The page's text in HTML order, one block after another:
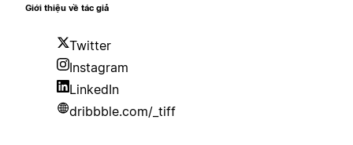
Giới thiệu về tác giả
Twitter
Instagram
LinkedIn
dribbble.com/_tiff